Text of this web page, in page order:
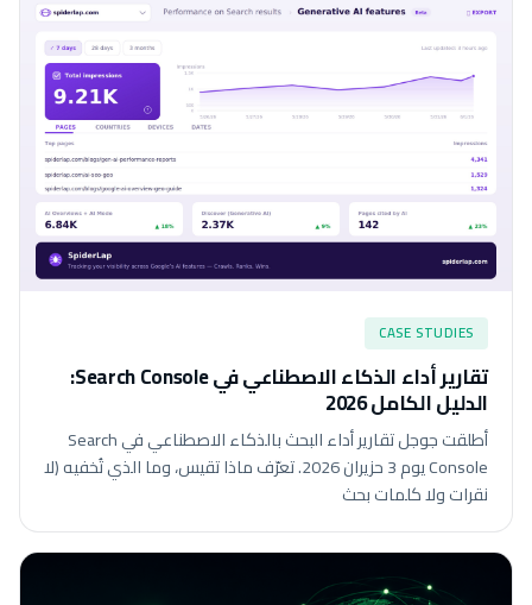
CASE STUDIES
تقارير أداء الذكاء الاصطناعي في Search Console:
الدليل الكامل 2026
أطلقت جوجل تقارير أداء البحث بالذكاء الاصطناعي في Search
Console يوم 3 حزيران 2026. تعرّف ماذا تقيس، وما الذي تُخفيه (لا
نقرات ولا كلمات بحث